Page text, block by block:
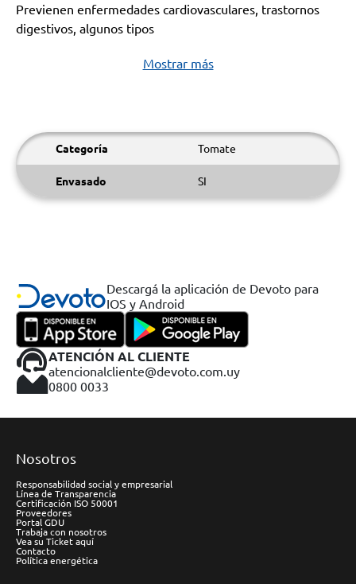
Previenen enfermedades cardiovasculares, trastornos
digestivos, algunos tipos
Mostrar más
Categoría Tomate
Envasado SI
Descargá la aplicación de Devoto para
IOS y Android
ATENCIÓN AL CLIENTE
atencionalcliente@devoto.com.uy
0800 0033
Nosotros
Responsabilidad social y empresarial
Línea de Transparencia
Certificación ISO 50001
Proveedores
Portal GDU
Trabaja con nosotros
Vea su Ticket aquí
Contacto
Política energética